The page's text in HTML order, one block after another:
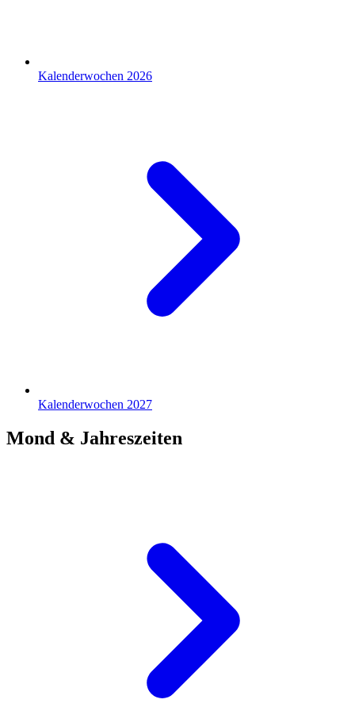
Kalenderwochen 2026
Kalenderwochen 2027
Mond & Jahreszeiten